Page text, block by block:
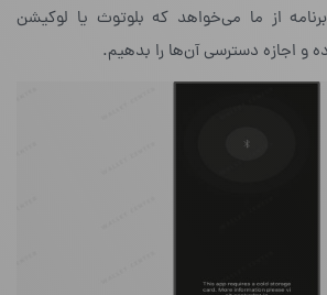
از ما می‌خواهد که بلوتوث یا لوکیشن
و اجازه‌ دسترسی آن‌ها را بدهیم.